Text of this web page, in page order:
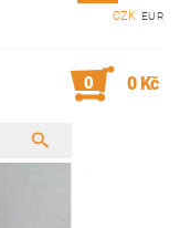
CZK EUR
0 0 Kč